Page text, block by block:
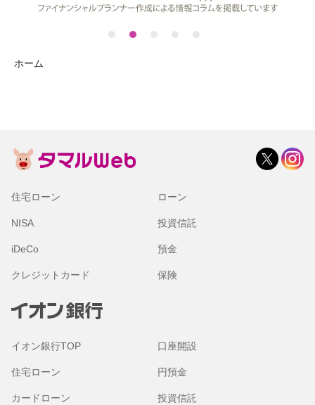
ホーム
住宅ローン ローン
NISA 投資信託
iDeCo 預金
クレジットカード 保険
イオン銀行TOP 口座開設
住宅ローン 円預金
カードローン 投資信託